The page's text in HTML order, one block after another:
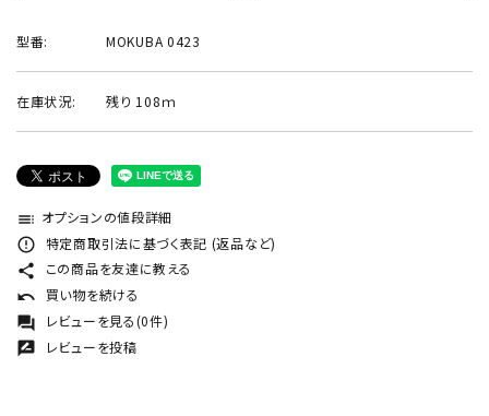
型番: MOKUBA 0423
在庫状況: 残り 108ｍ
toc オプションの値段詳細
error_outline 特定商取引法に基づく表記 (返品など)
share この商品を友達に教える
undo 買い物を続ける
forum レビューを見る(0件)
rate_review レビューを投稿